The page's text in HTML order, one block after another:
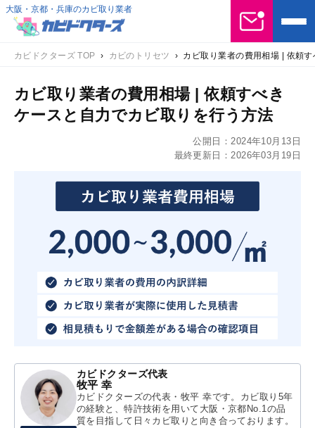
大阪・京都・兵庫のカビ取り業者
カビドクターズ TOP › カビのトリセツ › カビ取り業者の費用相場 | 依頼
カビ取り業者の費用相場 | 依頼すべき
ケースと自力でカビ取りを行う方法
公開日：2024年10月13日
最終更新日：2026年03月19日
カビドクターズ代表
牧平 幸
カビドクターズの代表・牧平 幸です。カビ取り5年
の経験と、特許技術を用いて大阪・京都No.1の品
質を目指して日々カビ取りと向き合っております。